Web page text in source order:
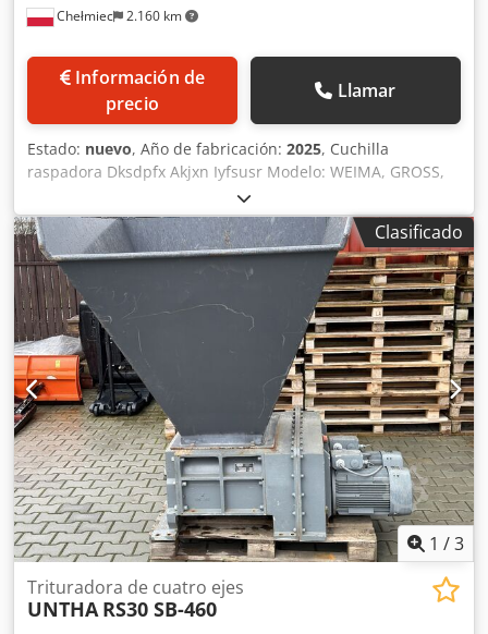
Chełmiec 2.160 km
Información de
precio
Llamar
Estado: nuevo, Año de fabricación: 2025, Cuchilla
raspadora Dksdpfx Akjxn Iyfsusr Modelo: WEIMA, GROSS,
UNTHA Tipo: ZM40, ZMK50, GZ40, RS40, RS50 Año de
fabricación: 2025 Nueva / lista para su uso inmediato 1.
Cuchilla 8Z-86 2. Cuchilla 4Z-86 Somos fabricantes de
cuchillas de repuesto y piezas de recambio para
trituradoras y desgarradores.
Clasificado
1 /3
Trituradora de cuatro ejes
UNTHA RS30 SB-460